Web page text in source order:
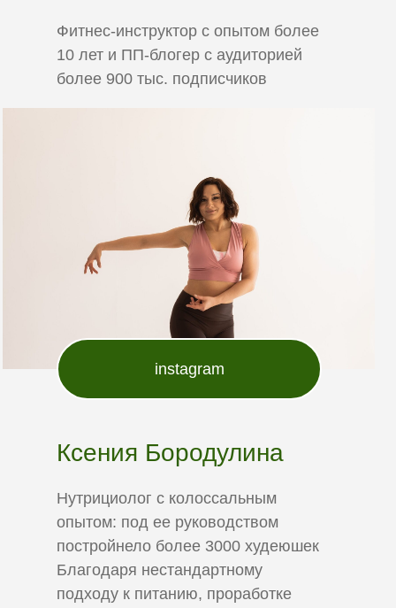
Фитнес-инструктор с опытом более
10 лет и ПП-блогер с аудиторией
более 900 тыс. подписчиков
Нутрициолог с колоссальным
опытом: под ее руководством
постройнело более 3000 худеюшек
Благодаря нестандартному
подходу к питанию, проработке
Ксения Бородулина
instagram